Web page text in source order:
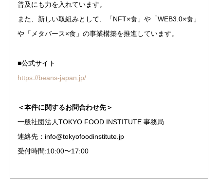
普及にも力を入れています。
また、新しい取組みとして、「NFT×食」や「WEB3.0×食」
や「メタバース×食」の事業構築を推進しています。
■公式サイト
https://beans-japan.jp/
＜本件に関するお問合わせ先＞
一般社団法人TOKYO FOOD INSTITUTE 事務局
連絡先：info@tokyofoodinstitute.jp
受付時間:10:00〜17:00